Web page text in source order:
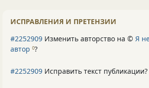
ИСПРАВЛЕНИЯ И ПРЕТЕНЗИИ
#2252909 Изменить авторство на © Я
автор 0?
#2252909 Исправить текст публикации?